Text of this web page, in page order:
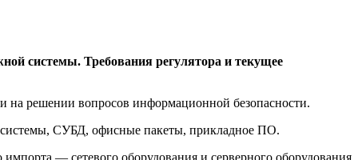
системы. Требования регулятора и текущее
на решении вопросов информационной безопасности.
системы, СУБД, офисные пакеты, прикладное ПО.
— сетевого оборудования и серверного оборудования